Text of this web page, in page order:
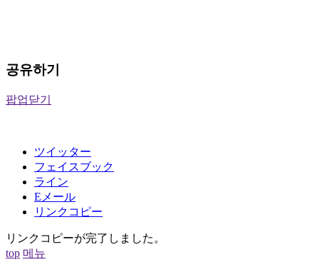
공유하기
팝업닫기
ツイッター
フェイスブック
ライン
Eメール
リンクコピー
リンクコピーが完了しました。
top 메뉴